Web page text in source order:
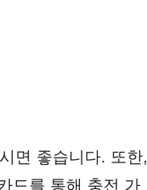
면 좋습니다. 또한,
드를 통해 충전 가